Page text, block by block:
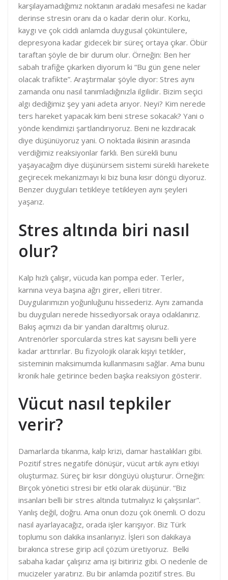
karşılayamadığımız noktanın aradaki mesafesi ne kadar
derinse stresin oranı da o kadar derin olur. Korku,
kaygı ve çok ciddi anlamda duygusal çöküntülere,
depresyona kadar gidecek bir süreç ortaya çıkar. Öbür
taraftan şöyle de bir durum olur. Örneğin: Ben her
sabah trafiğe çıkarken diyorum ki “Bu gün gene neler
olacak trafikte”. Araştırmalar şöyle diyor: Stres aynı
zamanda onu nasıl tanımladığınızla ilgilidir. Bizim seçici
algı dediğimiz şey yani adeta arıyor. Neyi? Kim nerede
ters hareket yapacak kim beni strese sokacak? Yani o
yönde kendimizi şartlandırıyoruz. Beni ne kızdıracak
diye düşünüyoruz yani. O noktada ikisinin arasında
verdiğimiz reaksiyonlar farklı. Ben sürekli bunu
yaşayacağım diye düşünürsem sistemi sürekli harekete
geçirecek mekanizmayı ki biz buna kısır döngü diyoruz.
Benzer duyguları tetikleye tetikleyen aynı şeyleri
yaşarız.
Stres altında biri nasıl
olur?
Kalp hızlı çalışır, vücuda kan pompa eder. Terler,
karnına veya başına ağrı girer, elleri titrer.
Duygularımızın yoğunluğunu hissederiz. Aynı zamanda
bu duyguları nerede hissediyorsak oraya odaklanırız.
Bakış açımızı da bir yandan daraltmış oluruz.
Antrenörler sporcularda stres kat sayısını belli yere
kadar arttırırlar. Bu fizyolojik olarak kişiyi tetikler,
sisteminin maksimumda kullanmasını sağlar. Ama bunu
kronik hale getirince beden başka reaksiyon gösterir.
Vücut nasıl tepkiler
verir?
Damarlarda tıkanma, kalp krizi, damar hastalıkları gibi.
Pozitif stres negatife dönüşür, vücut artık aynı etkiyi
oluşturmaz. Süreç bir kısır döngüyü oluşturur. Örneğin:
Birçok yönetici stresi bir etki olarak düşünür. “Biz
insanları belli bir stres altında tutmalıyız ki çalışsınlar”.
Yanlış değil, doğru. Ama onun dozu çok önemli. O dozu
nasıl ayarlayacağız, orada işler karışıyor. Biz Türk
toplumu son dakika insanlarıyız. İşleri son dakikaya
bırakınca strese girip acil çözüm üretiyoruz. Belki
sabaha kadar çalışırız ama işi bitiririz gibi. O nedenle de
mucizeler yaratırız. Bu bir anlamda pozitif stres. Bu